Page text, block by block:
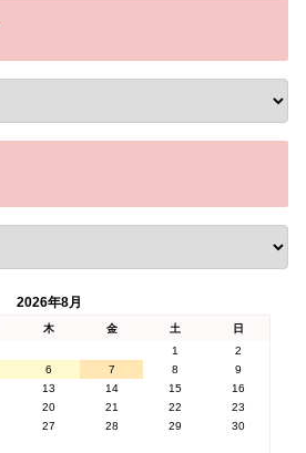
2026年8月
木 金 土
日
1
2
6 7 8
9
13 14 15
16
20 21 22
23
27 28 29
30